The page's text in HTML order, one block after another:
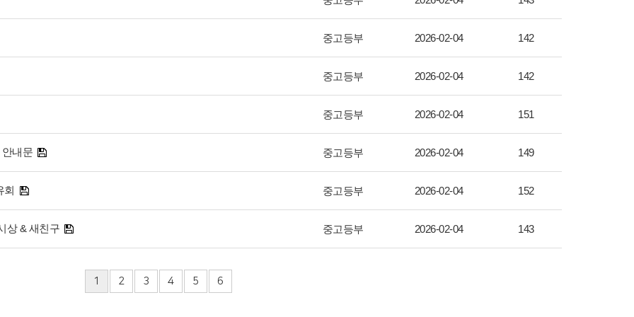
중고등부 2026-02-04 142
중고등부 2026-02-04 142
중고등부 2026-02-04 151
안내문 중고등부 2026-02-04 149
회 중고등부 2026-02-04 152
상 & 새친구 중고등부 2026-02-04 143
1 2 3 4 5 6